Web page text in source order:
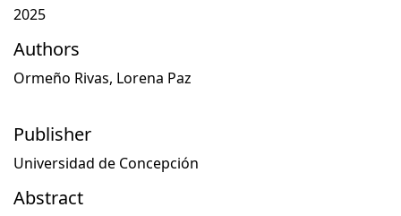
2025
Authors
Ormeño Rivas, Lorena Paz
Publisher
Universidad de Concepción
Abstract